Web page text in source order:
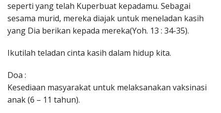
seperti yang telah Kuperbuat kepadamu. Sebagai
sesama murid, mereka diajak untuk meneladan kasih
yang Dia berikan kepada mereka(Yoh. 13 : 34-35).
Ikutilah teladan cinta kasih dalam hidup kita.
Doa :
Kesediaan masyarakat untuk melaksanakan vaksinasi
anak (6 – 11 tahun).